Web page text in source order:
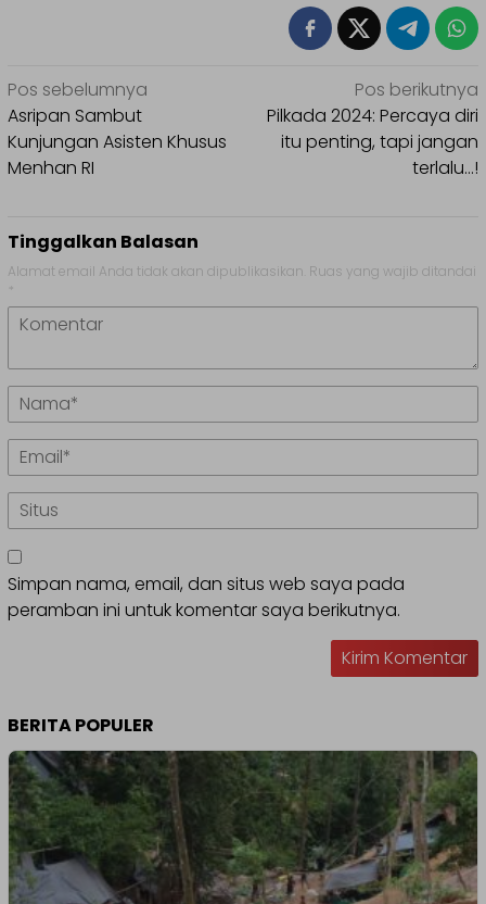
Navigasi
pos
Pos sebelumnya
Asripan Sambut
Kunjungan Asisten Khusus
Menhan RI
Pos berikutnya
Pilkada 2024: Percaya diri
itu penting, tapi jangan
terlalu…!
Tinggalkan Balasan
Alamat email Anda tidak akan dipublikasikan. Ruas yang wajib ditandai
*
Simpan nama, email, dan situs web saya pada
peramban ini untuk komentar saya berikutnya.
BERITA POPULER